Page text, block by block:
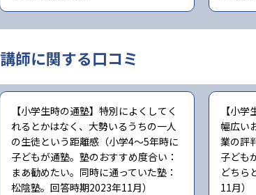
講師に関する口コミ
【小学生時の通塾】特別によくしてく
れるとかはなく、大勢いるうちの一人
の生徒という距離感（小学4〜5年時に
子どもが通塾。塾のおすすめ度合い：
まあ勧めたい。同時に通っていた塾：
松陰塾。回答時期2023年11月）
【小
幅広い
業の評
子ども
どちら
11月）